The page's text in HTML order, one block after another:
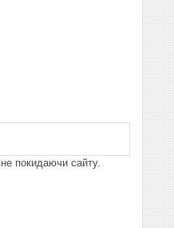
покидаючи сайту.